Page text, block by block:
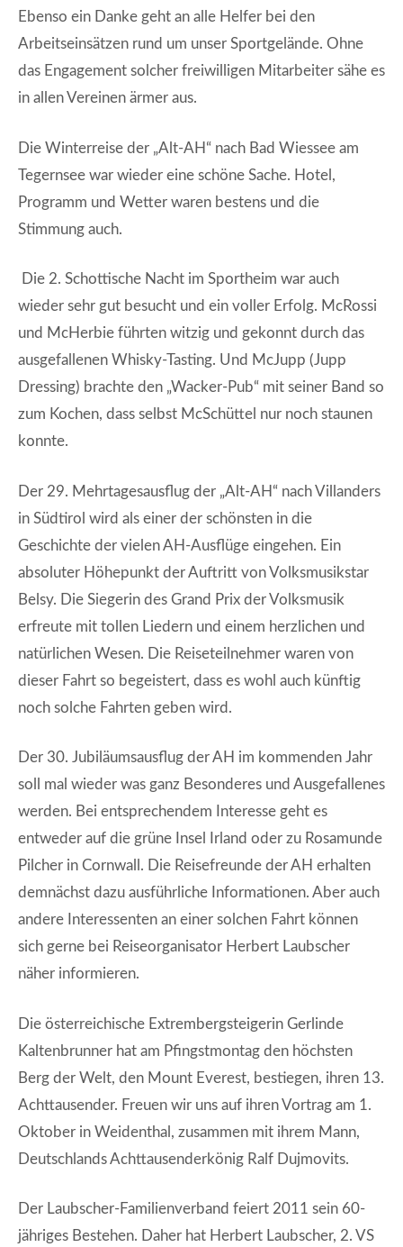
Ebenso ein Danke geht an alle Helfer bei den
Arbeitseinsätzen rund um unser Sportgelände. Ohne
das Engagement solcher freiwilligen Mitarbeiter sähe es
in allen Vereinen ärmer aus.
Die Winterreise der „Alt-AH“ nach Bad Wiessee am
Tegernsee war wieder eine schöne Sache. Hotel,
Programm und Wetter waren bestens und die
Stimmung auch.
Die 2. Schottische Nacht im Sportheim war auch
wieder sehr gut besucht und ein voller Erfolg. McRossi
und McHerbie führten witzig und gekonnt durch das
ausgefallenen Whisky-Tasting. Und McJupp (Jupp
Dressing) brachte den „Wacker-Pub“ mit seiner Band so
zum Kochen, dass selbst McSchüttel nur noch staunen
konnte.
Der 29. Mehrtagesausflug der „Alt-AH“ nach Villanders
in Südtirol wird als einer der schönsten in die
Geschichte der vielen AH-Ausflüge eingehen. Ein
absoluter Höhepunkt der Auftritt von Volksmusikstar
Belsy. Die Siegerin des Grand Prix der Volksmusik
erfreute mit tollen Liedern und einem herzlichen und
natürlichen Wesen. Die Reiseteilnehmer waren von
dieser Fahrt so begeistert, dass es wohl auch künftig
noch solche Fahrten geben wird.
Der 30. Jubiläumsausflug der AH im kommenden Jahr
soll mal wieder was ganz Besonderes und Ausgefallenes
werden. Bei entsprechendem Interesse geht es
entweder auf die grüne Insel Irland oder zu Rosamunde
Pilcher in Cornwall. Die Reisefreunde der AH erhalten
demnächst dazu ausführliche Informationen. Aber auch
andere Interessenten an einer solchen Fahrt können
sich gerne bei Reiseorganisator Herbert Laubscher
näher informieren.
Die österreichische Extrembergsteigerin Gerlinde
Kaltenbrunner hat am Pfingstmontag den höchsten
Berg der Welt, den Mount Everest, bestiegen, ihren 13.
Achttausender. Freuen wir uns auf ihren Vortrag am 1.
Oktober in Weidenthal, zusammen mit ihrem Mann,
Deutschlands Achttausenderkönig Ralf Dujmovits.
Der Laubscher-Familienverband feiert 2011 sein 60-
jähriges Bestehen. Daher hat Herbert Laubscher, 2. VS